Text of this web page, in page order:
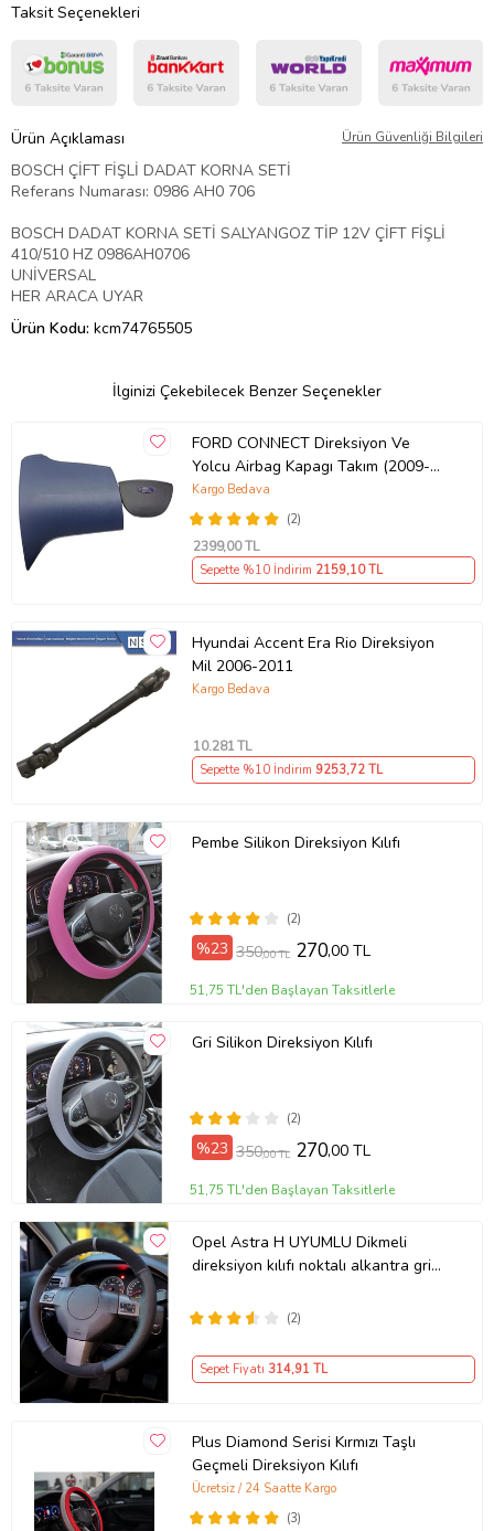
Taksit Seçenekleri
Ürün Açıklaması Ürün Güvenliği Bilgileri
BOSCH ÇİFT FİŞLİ DADAT KORNA SETİ
Referans Numarası: 0986 AH0 706
BOSCH DADAT KORNA SETİ SALYANGOZ TİP 12V ÇİFT FİŞLİ
410/510 HZ 0986AH0706
UNİVERSAL
HER ARACA UYAR
Ürün Kodu: kcm74765505
İlginizi Çekebilecek Benzer Seçenekler
FORD CONNECT Direksiyon Ve
Yolcu Airbag Kapagı Takım (2009-
2014) İthal Üretim
(2)
Kargo Bedava
2399,00 TL
Sepette %10 İndirim 2159,10 TL
Hyundai Accent Era Rio Direksiyon
Mil 2006-2011
Kargo Bedava
10.281TL
Sepette %10 İndirim 9253,72 TL
Pembe Silikon Direksiyon Kılıfı
(2)
%23 350,00 TL 270,00 TL
51,75 TL'den Başlayan Taksitlerle
Gri Silikon Direksiyon Kılıfı
(2)
%23 350,00 TL 270,00 TL
51,75 TL'den Başlayan Taksitlerle
Opel Astra H UYUMLU Dikmeli
direksiyon kılıfı noktalı alkantra gri
(2)
Sepet Fiyatı 314,91 TL
Plus Diamond Serisi Kırmızı Taşlı
Geçmeli Direksiyon Kılıfı
(3)
Ücretsiz / 24 Saatte Kargo